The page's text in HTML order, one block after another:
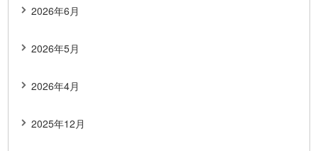
2026年6月
2026年5月
2026年4月
2025年12月